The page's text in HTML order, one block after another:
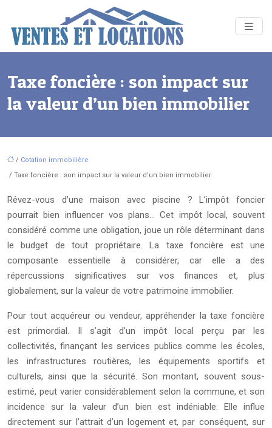
Taxe foncière : son impact sur
la valeur d’un bien immobilier
/ Cotation immobilière
/ Taxe foncière : son impact sur la valeur d’un bien immobilier
Rêvez-vous d’une maison avec piscine ? L’impôt foncier
pourrait bien influencer vos plans… Cet impôt local, souvent
considéré comme une obligation, joue un rôle déterminant dans
le budget de tout propriétaire. La taxe foncière est une
composante essentielle à considérer, car elle a des
répercussions significatives sur vos finances et, plus
globalement, sur la valeur de votre patrimoine immobilier.
Pour tout acquéreur ou vendeur, appréhender la taxe foncière
est primordial. Il s’agit d’un impôt local perçu par les
collectivités, finançant les services publics comme les écoles,
les infrastructures routières, les équipements sportifs et
culturels, ainsi que la sécurité. Son montant, souvent sous-
estimé, peut varier considérablement selon la commune, et son
incidence sur la valeur d’un bien est indéniable. Elle influe
directement sur l’attrait d’un logement et, par conséquent, sur